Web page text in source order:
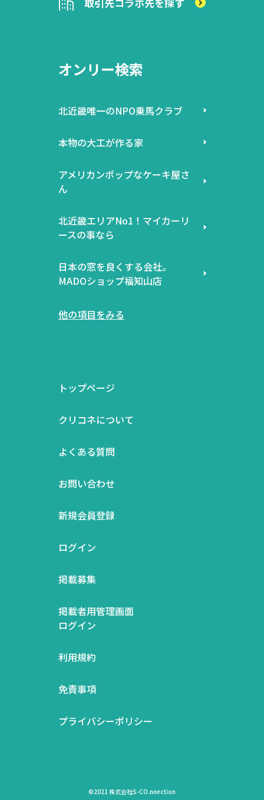
オンリー検索
北近畿唯一のNPO乗馬クラブ
本物の大工が作る家
アメリカンポップなケーキ屋さ
ん
北近畿エリアNo1！マイカーリ
ースの事なら
日本の窓を良くする会社。
MADOショップ福知山店
他の項目をみる
トップページ
クリコネについて
よくある質問
お問い合わせ
新規会員登録
ログイン
掲載募集
掲載者用管理画面
ログイン
利用規約
免責事項
プライバシーポリシー
©2021 株式会社S-CO.nnection